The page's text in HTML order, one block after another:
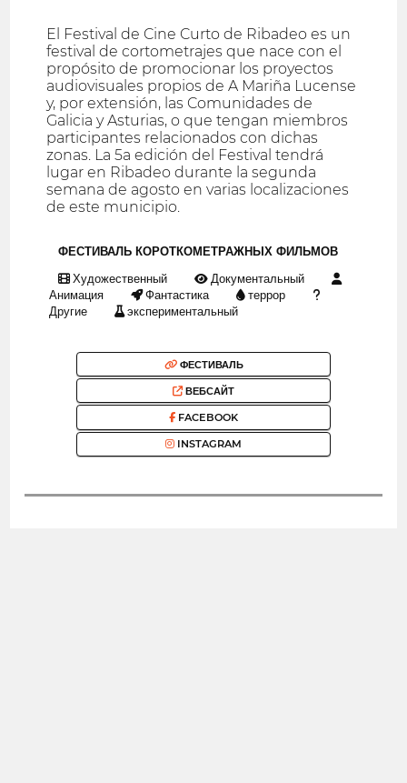
El Festival de Cine Curto de Ribadeo es un
festival de cortometrajes que nace con el
propósito de promocionar los proyectos
audiovisuales propios de A Mariña Lucense
y, por extensión, las Comunidades de
Galicia y Asturias, o que tengan miembros
participantes relacionados con dichas
zonas. La 5a edición del Festival tendrá
lugar en Ribadeo durante la segunda
semana de agosto en varias localizaciones
de este municipio.
ФЕСТИВАЛЬ КОРОТКОМЕТРАЖНЫХ ФИЛЬМОВ
Художественный
Документальный
Анимация
Фантастика
террор
Другие
экспериментальный
ФЕСТИВАЛЬ
ВЕБСАЙТ
FACEBOOK
INSTAGRAM